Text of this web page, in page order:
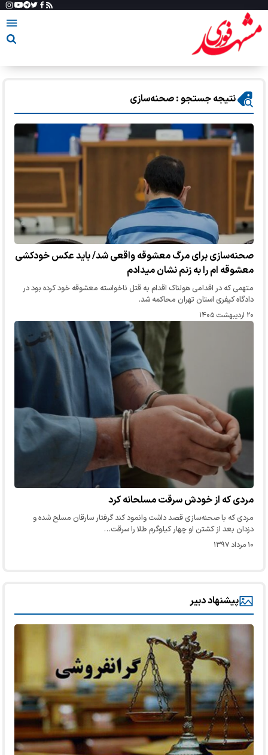
نتیجه جستجو : صحنه‌سازی
صحنه‌سازی برای مرگ معشوقه واقعی شد/ باید عکس خودکشی
معشوقه ام را به زنم نشان میدادم
متهمی که در اقدامی هولناک اقدام به قتل ناخواسته معشوقه خود کرده بود در
دادگاه کیفری استان تهران محاکمه شد.
۲۰ اردیبهشت ۱۴۰۵
مردی که از خودش سرقت مسلحانه کرد
مردی که با صحنه‌سازی قصد داشت وانمود کند گرفتار سارقان مسلح شده و
دزدان بعد از کشتن او چهار کیلوگرم طلا را سرقت…
۱۰ مرداد ۱۳۹۷
پیشنهاد دبیر